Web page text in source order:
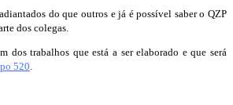
do que outros e já é possível saber o QZP
dos colegas.
dos trabalhos que está a ser elaborado e que será
520.